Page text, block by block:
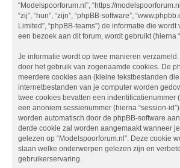
“Modelspoorforum.nl”, “https://
“zij”, “hun”, “zijn”, “phpBB-software”,
Limited”, “phpBB-teams”) de informatie die
een bezoek aan dit forum, wordt gebruikt (hierna
Je informatie wordt op twee manieren
door het gebruik van zogenaamde cookies. De
meerdere cookies aan (kleine tekstbestanden
internetbestanden van je computer worden
twee cookies bevatten een indentificatienummer
een anoniem sessienummer (hierna “session-
worden automatisch door de phpBB-software
derde cookie zal worden aangemaakt wanneer
gelezen op “Modelspoorforum.nl”. Deze cookie
slaan welke onderwerpen gelezen zijn en
gebruikerservaring.